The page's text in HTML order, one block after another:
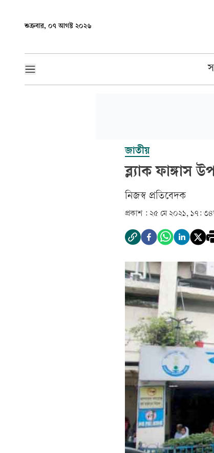
শুক্রবার, ০৭ আগস্ট ২০২৬
জাতীয়
ব্ল্যাক ফাঙ্গাস
নিজস্ব প্রতিবেদক
প্রকাশ : ২৫ মে ২০২১, ১৭: ৩৪